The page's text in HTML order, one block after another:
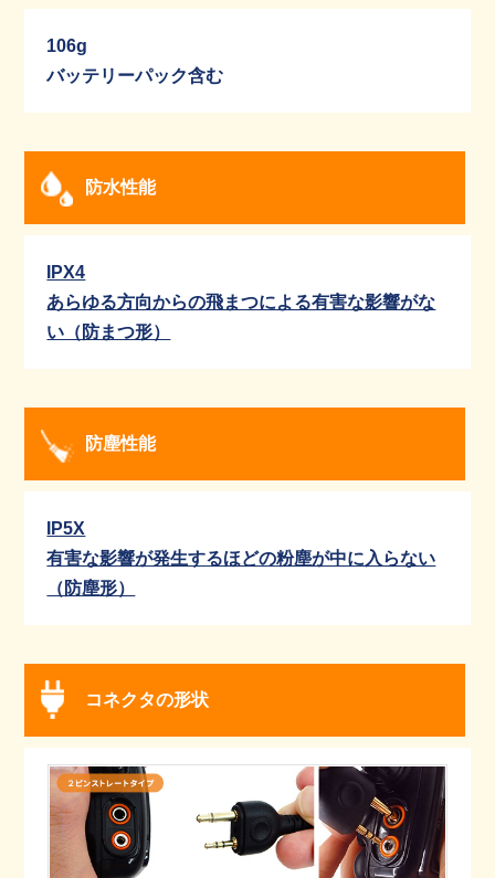
106g
バッテリーパック含む
防水性能
IPX4
あらゆる方向からの飛まつによる有害な影響がな
い（防まつ形）
防塵性能
IP5X
有害な影響が発生するほどの粉塵が中に入らない
（防塵形）
コネクタの形状